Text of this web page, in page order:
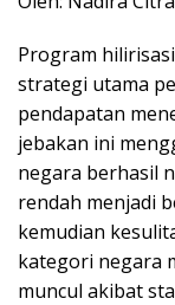
Program
strategi utama
pendapatan
jebakan ini
negara berhasil
rendah menjadi
kemudian
kategori negara
muncul akibat